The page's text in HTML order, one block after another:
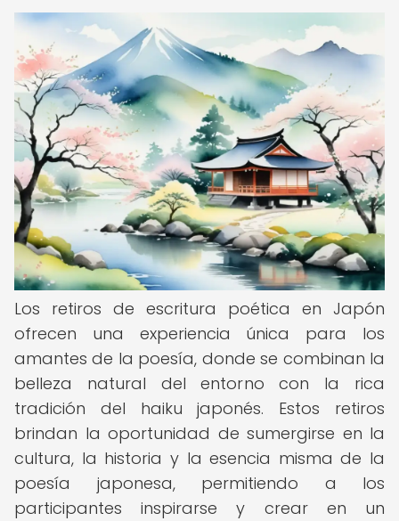
Los retiros de escritura poética en Japón
ofrecen una experiencia única para los
amantes de la poesía, donde se combinan la
belleza natural del entorno con la rica
tradición del haiku japonés. Estos retiros
brindan la oportunidad de sumergirse en la
cultura, la historia y la esencia misma de la
poesía japonesa, permitiendo a los
participantes inspirarse y crear en un